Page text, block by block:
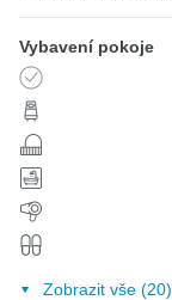
Vybavení pokoje
Zobrazit vše (20)